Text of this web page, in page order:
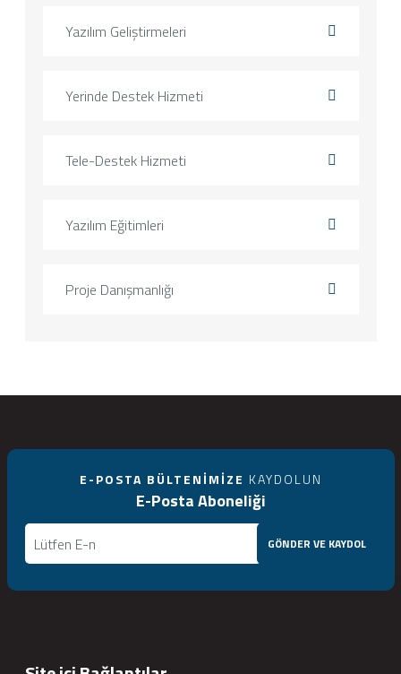
Yazılım Geliştirmeleri
Yerinde Destek Hizmeti
Tele-Destek Hizmeti
Yazılım Eğitimleri
Proje Danışmanlığı
E-POSTA BÜLTENIMIZE KAYDOLUN
E-Posta Aboneliği
GÖNDER VE KAYDOL